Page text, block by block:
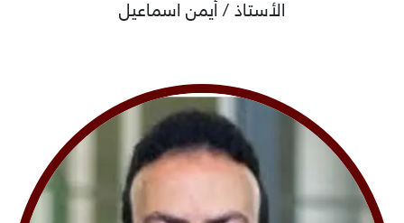
الأستاذ / أيمن اسماعيل